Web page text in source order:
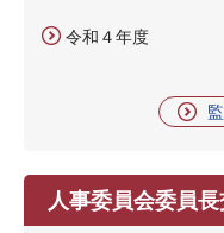
令和４年度
人事委員会委員